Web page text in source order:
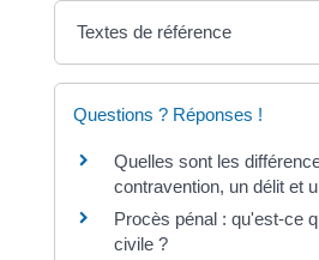
Textes de référence
Questions ? Réponses !
Quelles sont les
contravention, un délit et
Procès pénal : qu'est-ce
civile ?